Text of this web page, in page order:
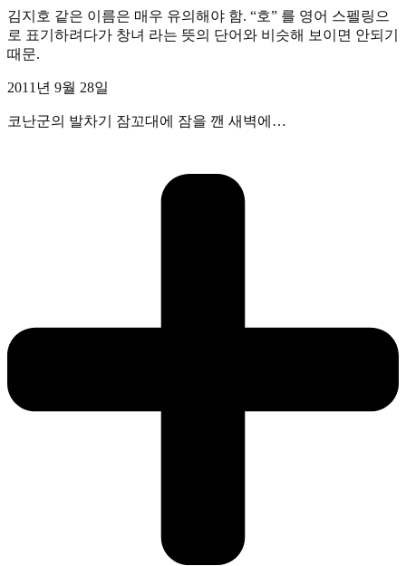
김지호 같은 이름은 매우 유의해야 함. “호” 를 영어 스펠링으
로 표기하려다가 창녀 라는 뜻의 단어와 비슷해 보이면 안되기
때문.
2011년 9월 28일
코난군의 발차기 잠꼬대에 잠을 깬 새벽에…